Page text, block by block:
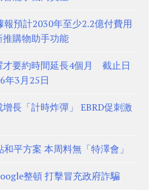
報預計2030年至少2.2億付費用
購物助手功能
才要約時間延長4個月 截止日
年3月25日
長「計時炸彈」 EBRD促刺激
平方案 本周料無「特澤會」
整頓 打擊冒充政府詐騙